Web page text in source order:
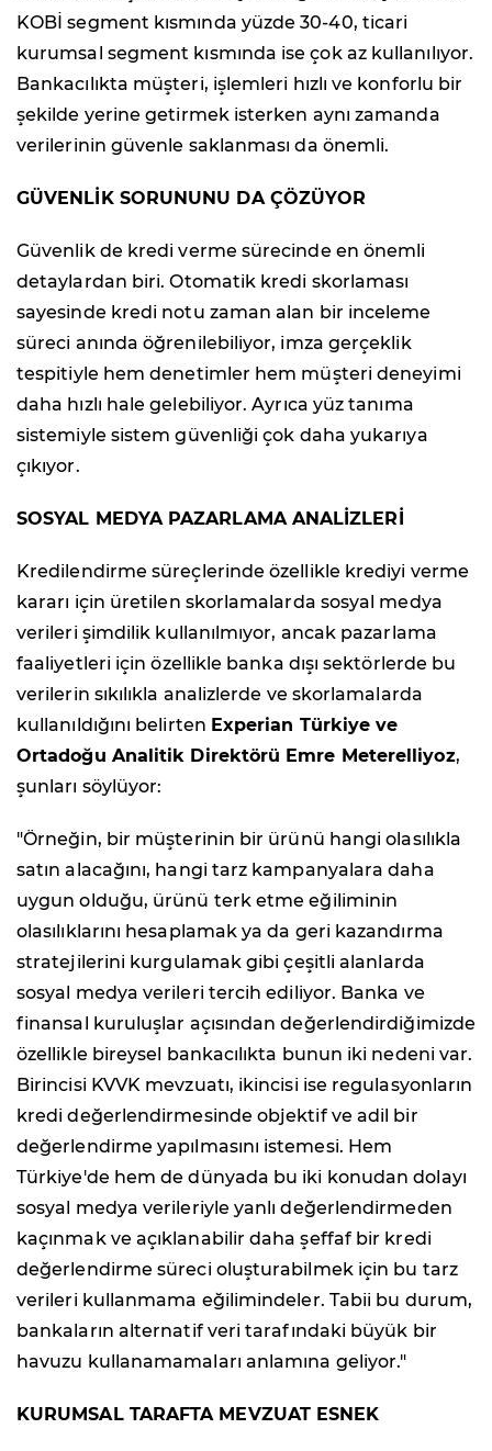
KOBİ segment kısmında yüzde 30-40, ticari
kurumsal segment kısmında ise çok az kullanılıyor.
Bankacılıkta müşteri, işlemleri hızlı ve konforlu bir
şekilde yerine getirmek isterken aynı zamanda
verilerinin güvenle saklanması da önemli.
GÜVENLİK SORUNUNU DA ÇÖZÜYOR
Güvenlik de kredi verme sürecinde en önemli
detaylardan biri. Otomatik kredi skorlaması
sayesinde kredi notu zaman alan bir inceleme
süreci anında öğrenilebiliyor, imza gerçeklik
tespitiyle hem denetimler hem müşteri deneyimi
daha hızlı hale gelebiliyor. Ayrıca yüz tanıma
sistemiyle sistem güvenliği çok daha yukarıya
çıkıyor.
SOSYAL MEDYA PAZARLAMA ANALİZLERİ
Kredilendirme süreçlerinde özellikle krediyi verme
kararı için üretilen skorlamalarda sosyal medya
verileri şimdilik kullanılmıyor, ancak pazarlama
faaliyetleri için özellikle banka dışı sektörlerde bu
verilerin sıkılıkla analizlerde ve skorlamalarda
kullanıldığını belirten Experian Türkiye ve
Ortadoğu Analitik Direktörü Emre Meterelliyoz,
şunları söylüyor:
"Örneğin, bir müşterinin bir ürünü hangi olasılıkla
satın alacağını, hangi tarz kampanyalara daha
uygun olduğu, ürünü terk etme eğiliminin
olasılıklarını hesaplamak ya da geri kazandırma
stratejilerini kurgulamak gibi çeşitli alanlarda
sosyal medya verileri tercih ediliyor. Banka ve
finansal kuruluşlar açısından değerlendirdiğimizde
özellikle bireysel bankacılıkta bunun iki nedeni var.
Birincisi KVVK mevzuatı, ikincisi ise regulasyonların
kredi değerlendirmesinde objektif ve adil bir
değerlendirme yapılmasını istemesi. Hem
Türkiye'de hem de dünyada bu iki konudan dolayı
sosyal medya verileriyle yanlı değerlendirmeden
kaçınmak ve açıklanabilir daha şeffaf bir kredi
değerlendirme süreci oluşturabilmek için bu tarz
verileri kullanmama eğilimindeler. Tabii bu durum,
bankaların alternatif veri tarafındaki büyük bir
havuzu kullanamamaları anlamına geliyor."
KURUMSAL TARAFTA MEVZUAT ESNEK